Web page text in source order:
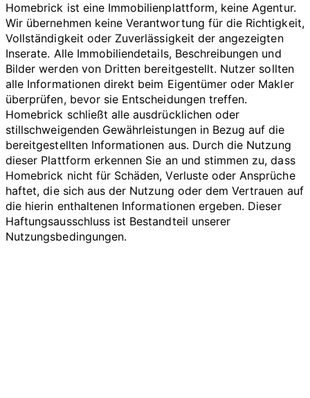
Homebrick ist eine Immobilienplattform, keine Agentur.
Wir übernehmen keine Verantwortung für die Richtigkeit,
Vollständigkeit oder Zuverlässigkeit der angezeigten
Inserate. Alle Immobiliendetails, Beschreibungen und
Bilder werden von Dritten bereitgestellt. Nutzer sollten
alle Informationen direkt beim Eigentümer oder Makler
überprüfen, bevor sie Entscheidungen treffen.
Homebrick schließt alle ausdrücklichen oder
stillschweigenden Gewährleistungen in Bezug auf die
bereitgestellten Informationen aus. Durch die Nutzung
dieser Plattform erkennen Sie an und stimmen zu, dass
Homebrick nicht für Schäden, Verluste oder Ansprüche
haftet, die sich aus der Nutzung oder dem Vertrauen auf
die hierin enthaltenen Informationen ergeben. Dieser
Haftungsausschluss ist Bestandteil unserer
Nutzungsbedingungen.